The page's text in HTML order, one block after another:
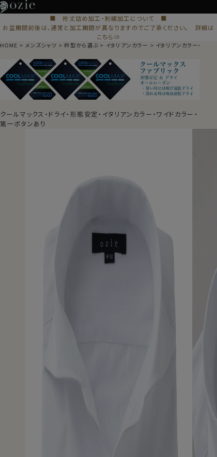
■ 裄丈詰め加工・刺繍加工について ■
お盆期間前後は、通常と加工期間が異なりますのでご了承ください。 詳細は
こちら⇒
HOME メンズシャツ 衿型から選ぶ イタリアンカラー イタリアンカラー・ワイド
クールマックス・ドライ・形態安定・イタリアンカラー・ワイドカラー・
第一ボタンあり